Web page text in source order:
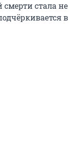
стала не
в